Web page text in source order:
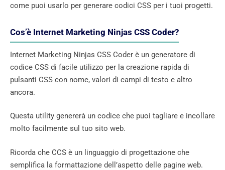
come puoi usarlo per generare codici CSS per i tuoi progetti.
Cos’è Internet Marketing Ninjas CSS Coder?
Internet Marketing Ninjas CSS Coder è un generatore di
codice CSS di facile utilizzo per la creazione rapida di
pulsanti CSS con nome, valori di campi di testo e altro
ancora.
Questa utility genererà un codice che puoi tagliare e incollare
molto facilmente sul tuo sito web.
Ricorda che CCS è un linguaggio di progettazione che
semplifica la formattazione dell’aspetto delle pagine web.